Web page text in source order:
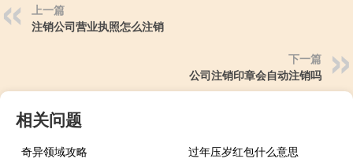
上一篇
注销公司营业执照怎么注销
下一篇
公司注销印章会自动注销吗
相关问题
奇异领域攻略
过年压岁红包什么意思